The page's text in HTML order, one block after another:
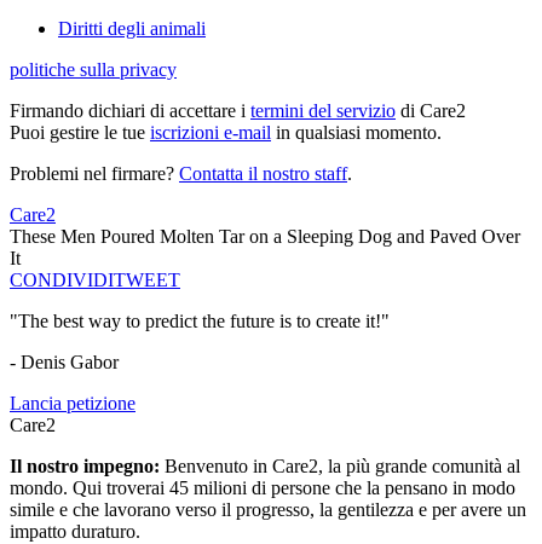
Diritti degli animali
politiche sulla privacy
Firmando dichiari di accettare i termini del servizio di Care2
Puoi gestire le tue iscrizioni e-mail in qualsiasi momento.
Problemi nel firmare? Contatta il nostro staff.
Care2
These Men Poured Molten Tar on a Sleeping Dog and Paved Over
It
CONDIVIDITWEET
"The best way to predict the future is to create it!"
- Denis Gabor
Lancia petizione
Care2
Il nostro impegno: Benvenuto in Care2, la più grande comunità al
mondo. Qui troverai 45 milioni di persone che la pensano in modo
simile e che lavorano verso il progresso, la gentilezza e per avere un
impatto duraturo.